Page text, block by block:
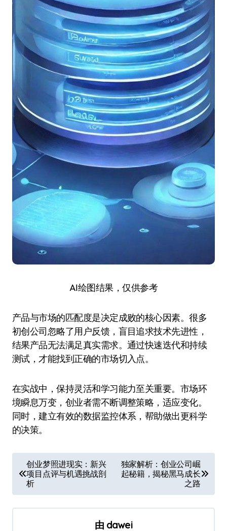
AI绘图结果，仅供参考
产品与市场的匹配度是决定成败的核心因素。很多
初创公司忽略了用户反馈，盲目追求技术先进性，
结果产品无法满足真实需求。通过快速迭代和持续
测试，才能找到正确的市场切入点。
在实战中，保持灵活和学习能力至关重要。市场环
境瞬息万变，创业者需不断调整策略，适应变化。
同时，建立有效的数据监控体系，帮助做出更科学
的决策。
章
导
航
创业梦照进现实：新兴
项目点评与机遇挑战剖
析
独家解析：创业公司崛
起秘籍，揭秘黑马成长
之路
由 dawei